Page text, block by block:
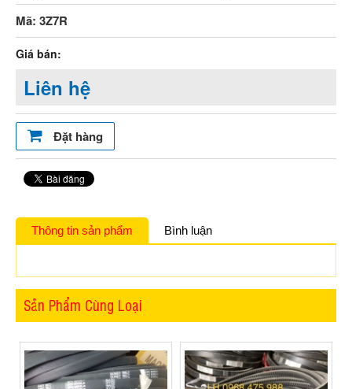
Mã: 3Z7R
Giá bán:
Liên hệ
Đặt hàng
Thông tin sản phẩm Bình luận
Sản Phẩm Cùng Loại